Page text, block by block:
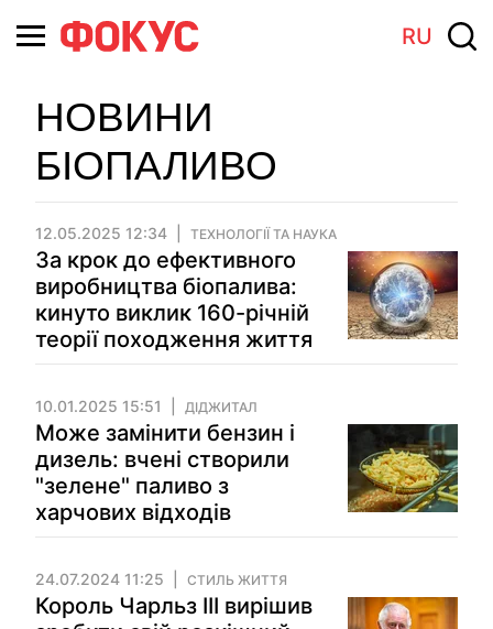
RU
НОВИНИ
БІОПАЛИВО
12.05.2025 12:34 ТЕХНОЛОГІЇ ТА НАУКА
За крок до ефективного
виробництва біопалива:
кинуто виклик 160-річній
теорії походження життя
10.01.2025 15:51 ДІДЖИТАЛ
Може замінити бензин і
дизель: вчені створили
"зелене" паливо з
харчових відходів
24.07.2024 11:25 СТИЛЬ ЖИТТЯ
Король Чарльз III вирішив